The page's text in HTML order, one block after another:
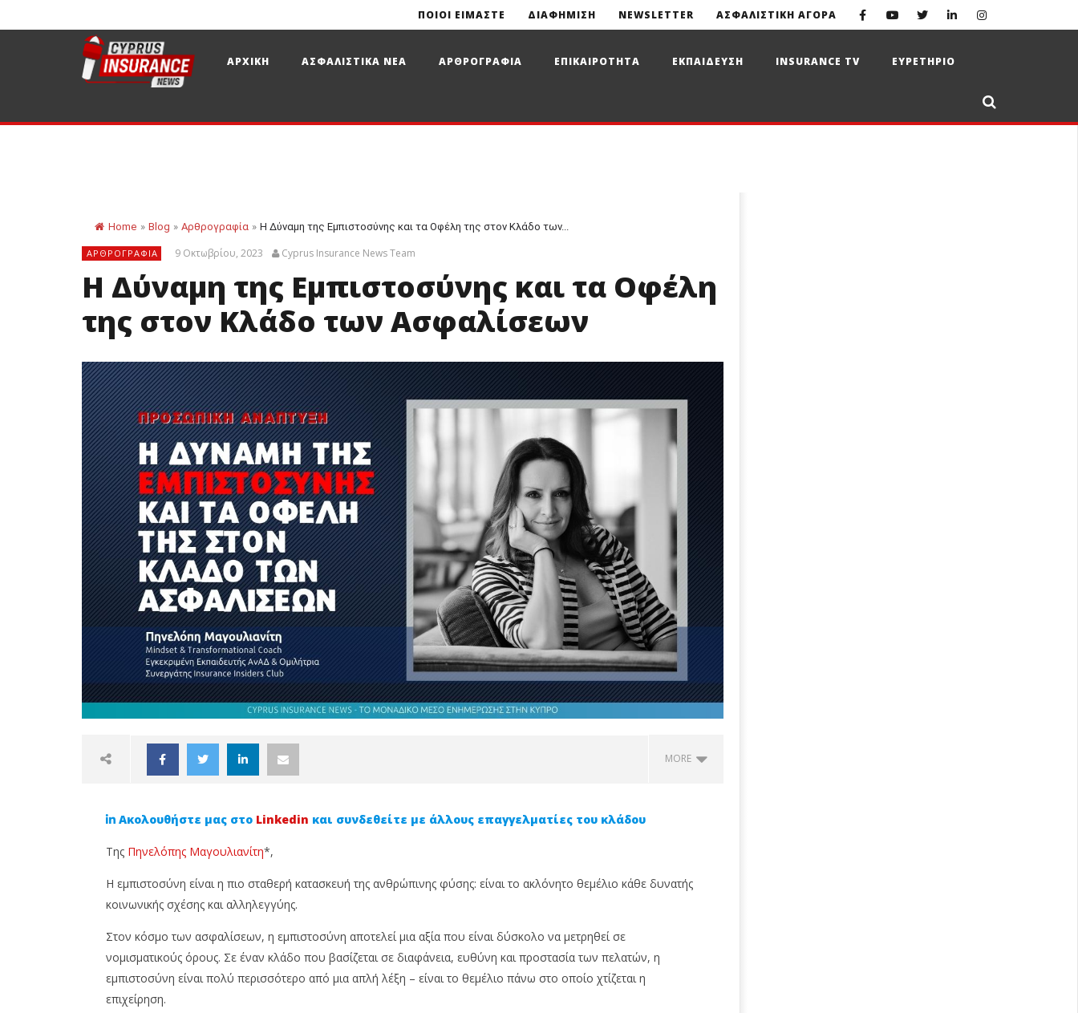
ΠΟΙΟΙ ΕΙΜΑΣΤΕ ΔΙΑΦΗΜΙΣΗ NEWSLETTER ΑΣΦΑΛΙΣΤΙΚΗ ΑΓΟΡΑ
ΑΡΧΙΚΗ ΑΣΦΑΛΙΣΤΙΚΑ ΝΕΑ ΑΡΘΡΟΓΡΑΦΙΑ ΕΠΙΚΑΙΡΟΤΗΤΑ ΕΚΠΑΙΔΕΥΣΗ INSURANCE TV ΕΥΡΕΤΗΡΙΟ
Home » Blog » Αρθρογραφία » Η Δύναμη της Εμπιστοσύνης και τα Οφέλη της στον Κλάδο των...
ΑΡΘΡΟΓΡΑΦΊΑ 9 Οκτωβρίου, 2023 Cyprus Insurance News Team
Η Δύναμη της Εμπιστοσύνης και τα Οφέλη
της στον Κλάδο των Ασφαλίσεων
MORE
Η Δύναμη της Εμπιστοσύνης
και τα Οφέλη της στον Κλάδο
των Ασφαλίσεων
9
Από σύμβουλος σε αυθεντία:
Το Cyprus Insurance News
ενδυναμώνει την
Insurance Trust Debt: Ονομάζω
το χρέος που η ασφαλιστική
αγορά δεν μετρά ακόμη
Ακολουθήστε μας στο Linkedin και συνδεθείτε με άλλους επαγγελματίες του κλάδου
Της Πηνελόπης Μαγουλιανίτη*,
Η εμπιστοσύνη είναι η πιο σταθερή κατασκευή της ανθρώπινης φύσης: είναι το ακλόνητο θεμέλιο κάθε δυνατής
κοινωνικής σχέσης και αλληλεγγύης.
Στον κόσμο των ασφαλίσεων, η εμπιστοσύνη αποτελεί μια αξία που είναι δύσκολο να μετρηθεί σε
νομισματικούς όρους. Σε έναν κλάδο που βασίζεται σε διαφάνεια, ευθύνη και προστασία των πελατών, η
εμπιστοσύνη είναι πολύ περισσότερο από μια απλή λέξη – είναι το θεμέλιο πάνω στο οποίο χτίζεται η
επιχείρηση.